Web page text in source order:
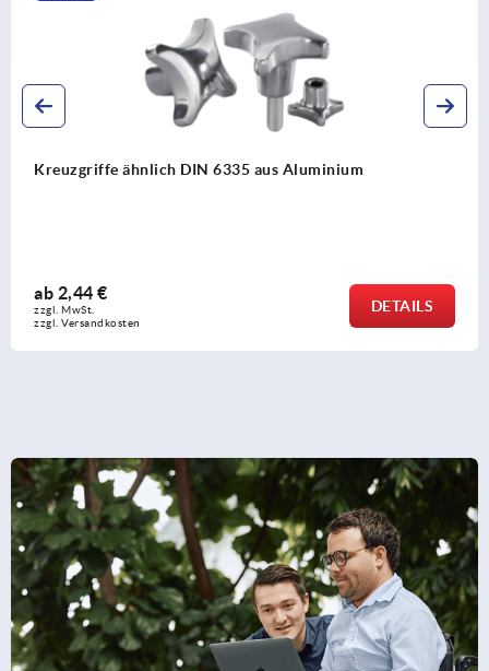
Kreuzgriffe ähnlich DIN 6335 aus Aluminium
ab 2,44 €
zzgl. MwSt.
zzgl. Versandkosten
DETAILS